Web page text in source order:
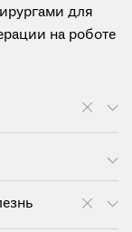
для
на роботе